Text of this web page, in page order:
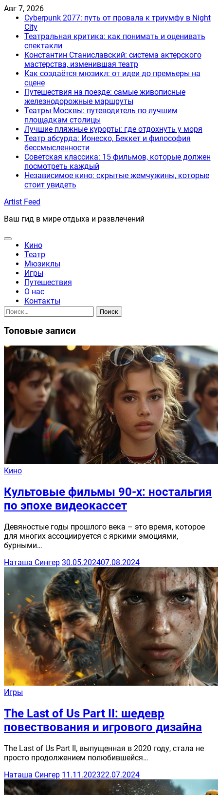
Skip
content
Авг 7, 2026
Cyberpunk 2077: путь от провала к триумфу в Night
City
Театральная критика: как понимать и оценивать
спектакли
Константин Станиславский: система актерского
мастерства, изменившая театр
Как создаётся мюзикл: от идеи до премьеры на
сцене
Путешествия на поезде: самые живописные
железнодорожные маршруты
Театры Москвы: путеводитель по лучшим
площадкам столицы
Лучшие пляжные курорты: где отдохнуть у моря
Театр абсурда: Ионеско, Беккет и философия
бессмысленности
Советская классика: 15 фильмов, которые должен
посмотреть каждый
Независимое кино: скрытые жемчужины, которые
стоит увидеть
Artist Feed
Ваш гид в мире отдыха и развлечений
Кино
Театр
Мюзиклы
Игры
Путешествия
О нас
Контакты
Найти:
Топовые записи
Кино
Культовые фильмы 90-х: ностальгия
по эпохе видеокассет
Девяностые годы прошлого века – это время, которое
для многих ассоциируется с яркими эмоциями,
бурными…
Наташа Сингер 30.05.202407.08.2024
Игры
The Last of Us Part II: шедевр
повествования и игрового дизайна
The Last of Us Part II, выпущенная в 2020 году, стала не
просто продолжением полюбившейся…
Наташа Сингер 11.11.202322.07.2024